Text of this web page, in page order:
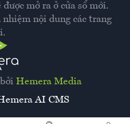
Hemera Media
AI CMS
mở ra ở cửa sổ mới.
nội dung các trang